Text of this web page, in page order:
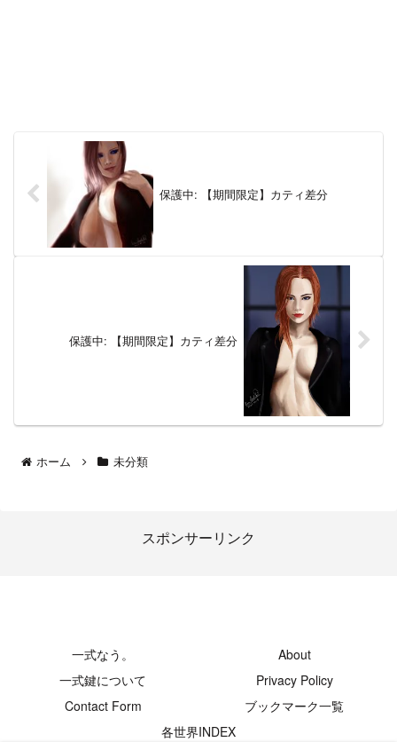
保護中: 【期間限定】カティ差分
保護中: 【期間限定】カティ差分
ホーム 未分類
スポンサーリンク
一式なう。
About
一式鍵について
Privacy Policy
Contact Form
ブックマーク一覧
各世界INDEX